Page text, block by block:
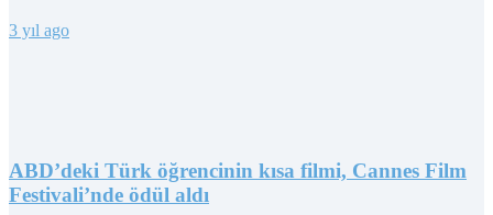
3 yıl ago
ABD’deki Türk öğrencinin kısa filmi, Cannes Film
Festivali’nde ödül aldı